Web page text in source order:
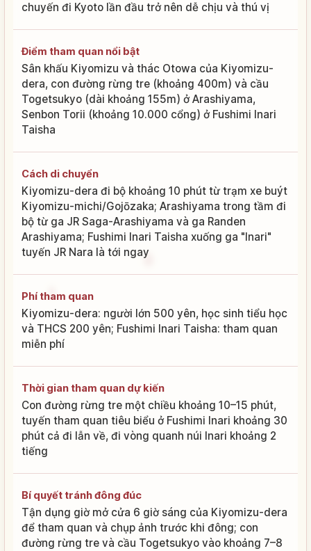
chuyến đi Kyoto lần đầu trở nên dễ chịu và thú vị
Điểm tham quan nổi bật
Sân khấu Kiyomizu và thác Otowa của Kiyomizu-
dera, con đường rừng tre (khoảng 400m) và cầu
Togetsukyo (dài khoảng 155m) ở Arashiyama,
Senbon Torii (khoảng 10.000 cổng) ở Fushimi Inari
Taisha
Cách di chuyển
Kiyomizu-dera đi bộ khoảng 10 phút từ trạm xe buýt
Kiyomizu-michi/Gojōzaka; Arashiyama trong tầm đi
bộ từ ga JR Saga-Arashiyama và ga Randen
Arashiyama; Fushimi Inari Taisha xuống ga "Inari"
tuyến JR Nara là tới ngay
Phí tham quan
Kiyomizu-dera: người lớn 500 yên, học sinh tiểu học
và THCS 200 yên; Fushimi Inari Taisha: tham quan
miễn phí
Thời gian tham quan dự kiến
Con đường rừng tre một chiều khoảng 10–15 phút,
tuyến tham quan tiêu biểu ở Fushimi Inari khoảng 30
phút cả đi lẫn về, đi vòng quanh núi Inari khoảng 2
tiếng
Bí quyết tránh đông đúc
Tận dụng giờ mở cửa 6 giờ sáng của Kiyomizu-dera
để tham quan và chụp ảnh trước khi đông; con
đường rừng tre và cầu Togetsukyo vào khoảng 7–8